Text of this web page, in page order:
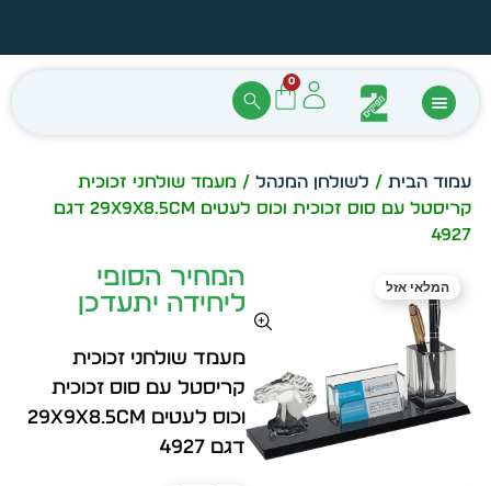
0
עמוד הבית / לשולחן המנהל / מעמד שולחני זכוכית
קריסטל עם סוס זכוכית וכוס לעטים 29x9x8.5cm דגם
4927
מעמד שולחני זכוכית
קריסטל עם סוס זכוכית
וכוס לעטים 29x9x8.5cm
דגם 4927
המחיר הסופי
ליחידה יתעדכן
המלאי אזל